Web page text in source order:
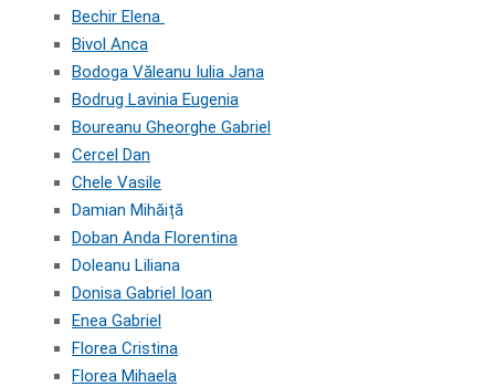
Bechir Elena
Bivol Anca
Bodoga Văleanu Iulia Jana
Bodrug Lavinia Eugenia
Boureanu Gheorghe Gabriel
Cercel Dan
Chele Vasile
Damian Mihăiță
Doban Anda Florentina
Doleanu Liliana
Donisa Gabriel Ioan
Enea Gabriel
Florea Cristina
Florea Mihaela